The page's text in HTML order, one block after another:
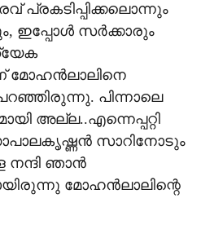
പ്രകടിപ്പിക്കലൊന്നും
ഇപ്പോൾ സർക്കാരും
മോഹൻലാലിനെ
പിന്നാലെ
അല്ല..എന്നെപ്പറ്റി
സാറിനോടും
നന്ദി ഞാൻ
മോഹൻലാലിന്റെ